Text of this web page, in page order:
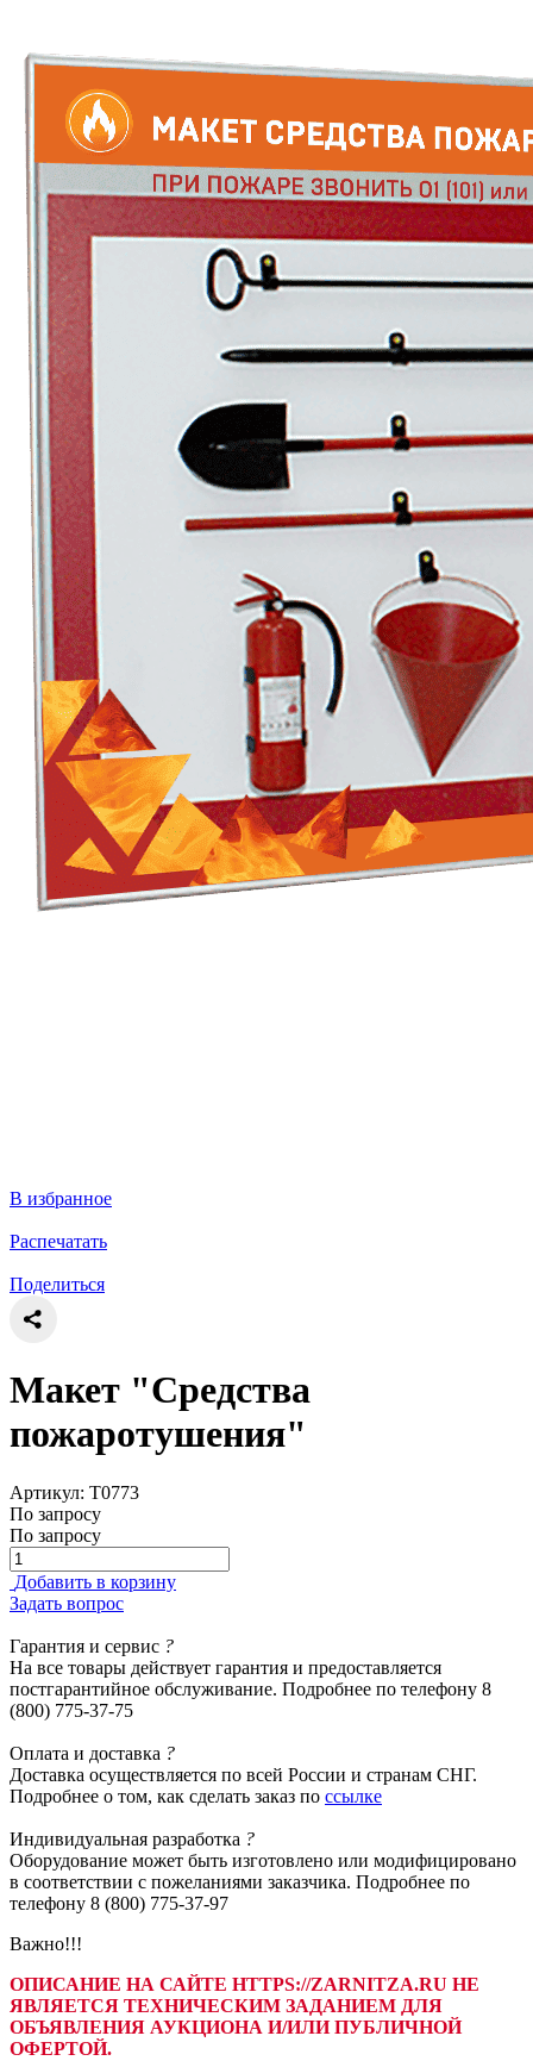
В избранное
Распечатать
Поделиться
Макет "Средства
пожаротушения"
Артикул: Т0773
По запросу
По запросу
Добавить в корзину
Задать вопрос
Гарантия и сервис ?
На все товары действует гарантия и предоставляется
постгарантийное обслуживание. Подробнее по телефону 8
(800) 775-37-75
Оплата и доставка ?
Доставка осуществляется по всей России и странам СНГ.
Подробнее о том, как сделать заказ по ссылке
Индивидуальная разработка ?
Оборудование может быть изготовлено или модифицировано
в соответствии с пожеланиями заказчика. Подробнее по
телефону 8 (800) 775-37-97
Важно!!!
ОПИСАНИЕ НА САЙТЕ HTTPS://ZARNITZA.RU НЕ
ЯВЛЯЕТСЯ ТЕХНИЧЕСКИМ ЗАДАНИЕМ ДЛЯ
ОБЪЯВЛЕНИЯ АУКЦИОНА И/ИЛИ ПУБЛИЧНОЙ
ОФЕРТОЙ.